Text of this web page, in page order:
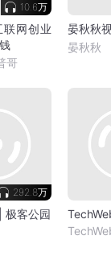
10.6万
网创业
哥
晏秋秋
晏秋秋
292.8万
极客公园